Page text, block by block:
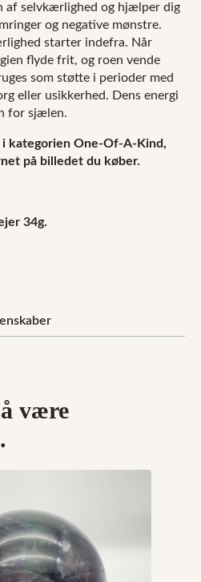
af selvkærlighed og hjælper dig
og negative mønstre.
starter indefra. Når
flyde frit, og roen vende
som støtte i perioder med
eller usikkerhed. Dens energi
for sjælen.
i kategorien One-Of-A-Kind,
på billedet du køber.
34g.
være